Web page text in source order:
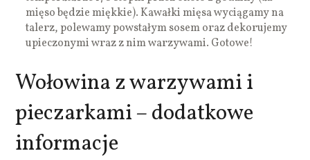
mięso będzie miękkie). Kawałki mięsa wyciągamy na
talerz, polewamy powstałym sosem oraz dekorujemy
upieczonymi wraz z nim warzywami. Gotowe!
Wołowina z warzywami i
pieczarkami – dodatkowe
informacje